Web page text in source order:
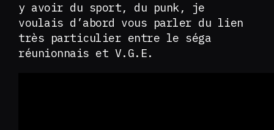
y avoir du sport, du punk, je
voulais d’abord vous parler du lien
très particulier entre le séga
réunionnais et V.G.E.